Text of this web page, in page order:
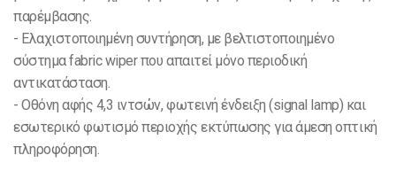
παρέμβασης.
- Ελαχιστοποιημένη συντήρηση, με βελτιστοποιημένο
σύστημα fabric wiper που απαιτεί μόνο περιοδική
αντικατάσταση.
- Οθόνη αφής 4,3 ιντσών, φωτεινή ένδειξη (signal lamp) και
εσωτερικό φωτισμό περιοχής εκτύπωσης για άμεση οπτική
πληροφόρηση.